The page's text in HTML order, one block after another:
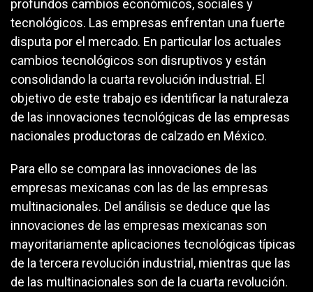
profundos cambios económicos, sociales y
tecnológicos. Las empresas enfrentan una fuerte
disputa por el mercado. En particular los actuales
cambios tecnológicos son disruptivos y están
consolidando la cuarta revolución industrial. El
objetivo de este trabajo es identificar la naturaleza
de las innovaciones tecnológicas de las empresas
nacionales productoras de calzado en México.
Para ello se compara las innovaciones de las
empresas mexicanas con las de las empresas
multinacionales. Del análisis se deduce que las
innovaciones de las empresas mexicanas son
mayoritariamente aplicaciones tecnológicas típicas
de la tercera revolución industrial, mientras que las
de las multinacionales son de la cuarta revolución.